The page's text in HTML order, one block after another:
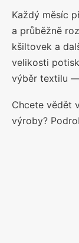
Každý měsíc
a průběžně
kšiltovek a
velikosti
výběr textilu
Chcete vědět
výroby?